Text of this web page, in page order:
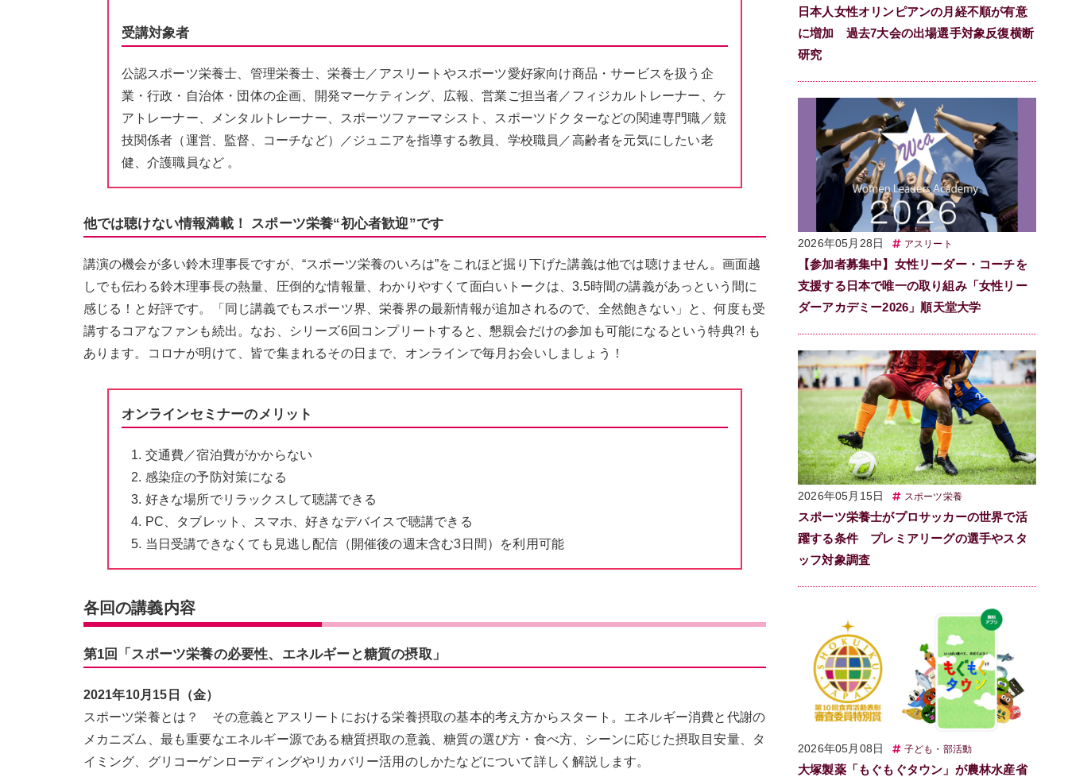
受講対象者
公認スポーツ栄養士、管理栄養士、栄養士／アスリートやスポーツ愛好家向け商品・サービスを扱う企
業・行政・自治体・団体の企画、開発マーケティング、広報、営業ご担当者／フィジカルトレーナー、ケ
アトレーナー、メンタルトレーナー、スポーツファーマシスト、スポーツドクターなどの関連専門職／競
技関係者（運営、監督、コーチなど）／ジュニアを指導する教員、学校職員／高齢者を元気にしたい老
健、介護職員など 。
他では聴けない情報満載！ スポーツ栄養“初心者歓迎”です
講演の機会が多い鈴木理事長ですが、“スポーツ栄養のいろは”をこれほど掘り下げた講義は他では聴けません。画面越
しでも伝わる鈴木理事長の熱量、圧倒的な情報量、わかりやすくて面白いトークは、3.5時間の講義があっという間に
感じる！と好評です。「同じ講義でもスポーツ界、栄養界の最新情報が追加されるので、全然飽きない」と、何度も受
講するコアなファンも続出。なお、シリーズ6回コンプリートすると、懇親会だけの参加も可能になるという特典?! も
あります。コロナが明けて、皆で集まれるその日まで、オンラインで毎月お会いしましょう！
オンラインセミナーのメリット
交通費／宿泊費がかからない
感染症の予防対策になる
好きな場所でリラックスして聴講できる
PC、タブレット、スマホ、好きなデバイスで聴講できる
当日受講できなくても見逃し配信（開催後の週末含む3日間）を利用可能
各回の講義内容
第1回「スポーツ栄養の必要性、エネルギーと糖質の摂取」
2021年10月15日（金）
スポーツ栄養とは？ その意義とアスリートにおける栄養摂取の基本的考え方からスタート。エネルギー消費と代謝の
メカニズム、最も重要なエネルギー源である糖質摂取の意義、糖質の選び方・食べ方、シーンに応じた摂取目安量、タ
イミング、グリコーゲンローディングやリカバリー活用のしかたなどについて詳しく解説します。
日本人女性オリンピアンの月経不順が有意
に増加 過去7大会の出場選手対象反復横断
研究
2026年05月28日 アスリート
【参加者募集中】女性リーダー・コーチを
支援する日本で唯一の取り組み「女性リー
ダーアカデミー2026」順天堂大学
2026年05月15日 スポーツ栄養
スポーツ栄養士がプロサッカーの世界で活
躍する条件 プレミアリーグの選手やスタ
ッフ対象調査
2026年05月08日 子ども・部活動
大塚製薬「もぐもぐタウン」が農林水産省